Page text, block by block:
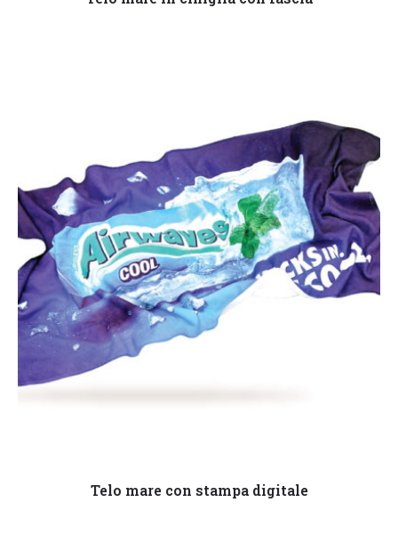
Leggi tutto
Telo mare con stampa digitale